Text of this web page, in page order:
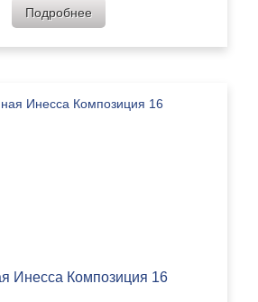
Подробнее
Инесса Композиция 16